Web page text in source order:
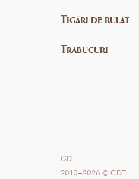
Țigări de rulat
Trabucuri
CDT
2010–2026 © CDT